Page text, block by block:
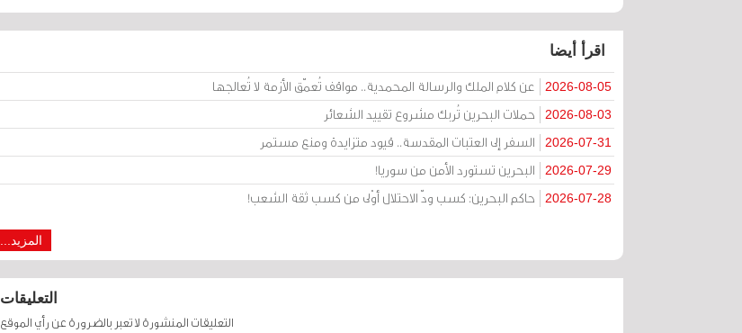
اقرأ أيضا
2026-08-05 عن كلام الملك والرسالة المحمدية.. مواقف تُعمّق الأزمة لا تُعالجها
2026-08-03 حملات البحرين تُربك مشروع تقييد الشعائر
2026-07-31 السفر إلى العتبات المقدسة.. قيود متزايدة ومنع مستمر
2026-07-29 البحرين تستورد الأمن من سوريا!
2026-07-28 حاكم البحرين: كسب ودّ الاحتلال أوْلى من كسب ثقة الشعب!
المزيد...
التعليقات
التعليقات المنشورة لا تعبر بالضرورة عن رأي الموقع